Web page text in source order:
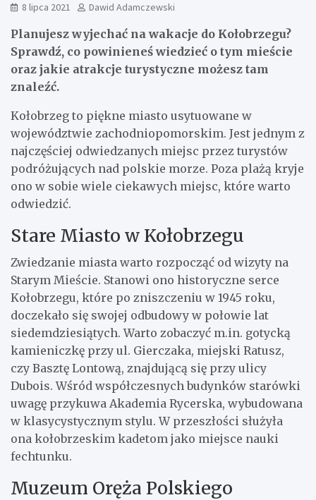
8 lipca 2021 Dawid Adamczewski
Planujesz wyjechać na wakacje do Kołobrzegu?
Sprawdź, co powinieneś wiedzieć o tym mieście
oraz jakie atrakcje turystyczne możesz tam
znaleźć.
Kołobrzeg to piękne miasto usytuowane w
województwie zachodniopomorskim. Jest jednym z
najczęściej odwiedzanych miejsc przez turystów
podróżujących nad polskie morze. Poza plażą kryje
ono w sobie wiele ciekawych miejsc, które warto
odwiedzić.
Stare Miasto w Kołobrzegu
Zwiedzanie miasta warto rozpocząć od wizyty na
Starym Mieście. Stanowi ono historyczne serce
Kołobrzegu, które po zniszczeniu w 1945 roku,
doczekało się swojej odbudowy w połowie lat
siedemdziesiątych. Warto zobaczyć m.in. gotycką
kamieniczkę przy ul. Gierczaka, miejski Ratusz,
czy Basztę Lontową, znajdującą się przy ulicy
Dubois. Wśród współczesnych budynków starówki
uwagę przykuwa Akademia Rycerska, wybudowana
w klasycystycznym stylu. W przeszłości służyła
ona kołobrzeskim kadetom jako miejsce nauki
fechtunku.
Muzeum Oręża Polskiego